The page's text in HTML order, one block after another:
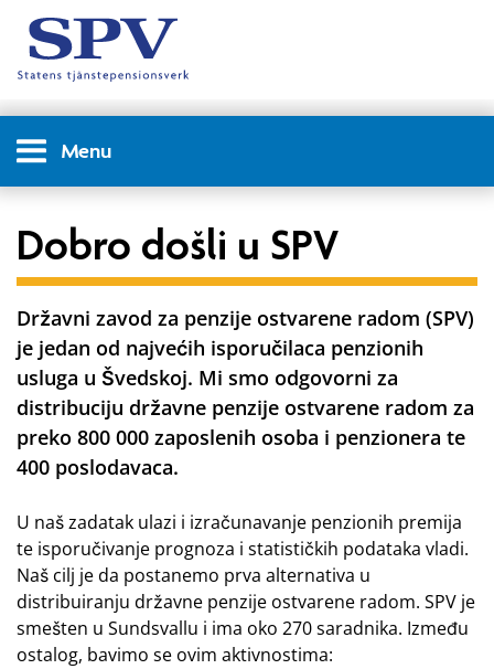
Menu
Dobro došli u SPV
Državni zavod za penzije ostvarene radom (SPV)
je jedan od najvećih isporučilaca penzionih
usluga u Švedskoj. Mi smo odgovorni za
distribuciju državne penzije ostvarene radom za
preko 800 000 zaposlenih osoba i penzionera te
400 poslodavaca.
U naš zadatak ulazi i izračunavanje penzionih premija
te isporučivanje prognoza i statističkih podataka vladi.
Naš cilj je da postanemo prva alternativa u
distribuiranju državne penzije ostvarene radom. SPV je
smešten u Sundsvallu i ima oko 270 saradnika. Između
ostalog, bavimo se ovim aktivnostima: